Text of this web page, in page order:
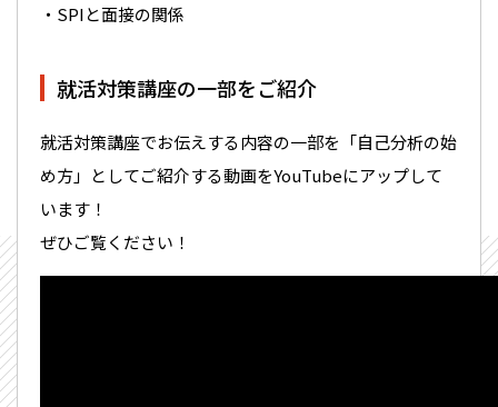
・SPIと面接の関係
就活対策講座の一部をご紹介
就活対策講座でお伝えする内容の一部を「自己分析の始
め方」としてご紹介する動画をYouTubeにアップして
います！
ぜひご覧ください！